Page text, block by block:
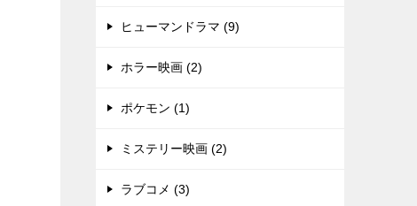
ヒューマンドラマ (9)
ホラー映画 (2)
ポケモン (1)
ミステリー映画 (2)
ラブコメ (3)